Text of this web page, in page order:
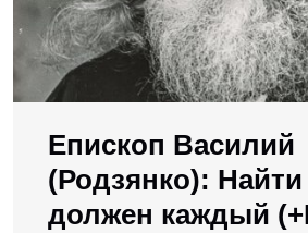
Епископ Василий
(Родзянко): Найти
должен каждый